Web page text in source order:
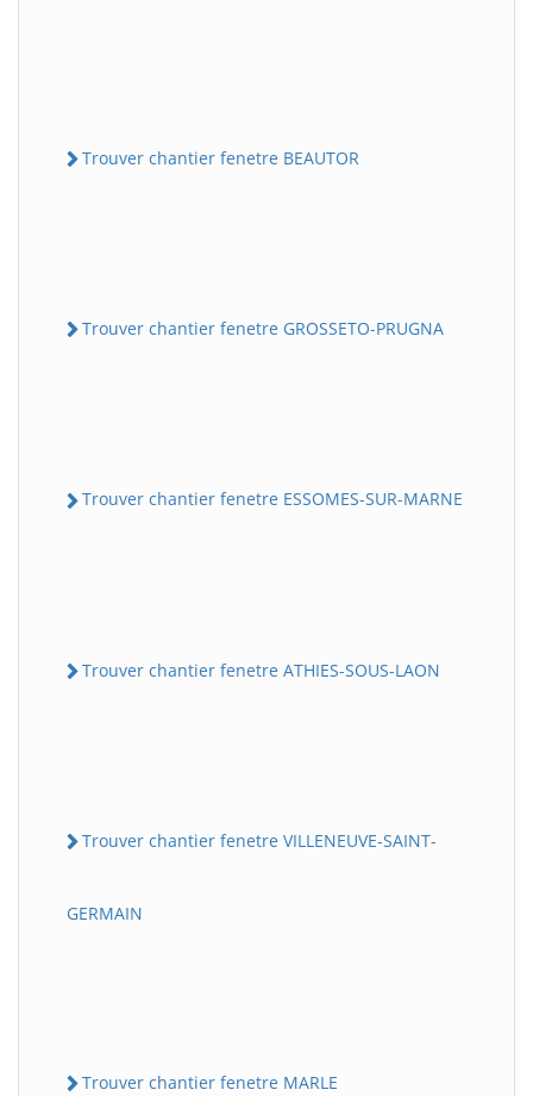
Trouver chantier fenetre BEAUTOR
Trouver chantier fenetre GROSSETO-PRUGNA
Trouver chantier fenetre ESSOMES-SUR-MARNE
Trouver chantier fenetre ATHIES-SOUS-LAON
Trouver chantier fenetre VILLENEUVE-SAINT-
GERMAIN
Trouver chantier fenetre MARLE